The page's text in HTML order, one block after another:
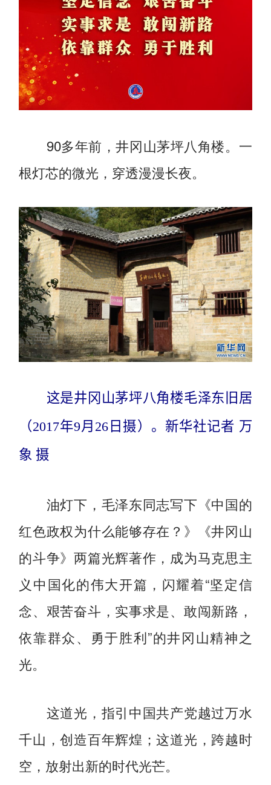
90多年前，井冈山茅坪八角楼。一
根灯芯的微光，穿透漫漫长夜。
这是井冈山茅坪八角楼毛泽东旧居
（2017年9月26日摄）。新华社记者 万
象 摄
油灯下，毛泽东同志写下《中国的
红色政权为什么能够存在？》《井冈山
的斗争》两篇光辉著作，成为马克思主
义中国化的伟大开篇，闪耀着“坚定信
念、艰苦奋斗，实事求是、敢闯新路，
依靠群众、勇于胜利”的井冈山精神之
光。
这道光，指引中国共产党越过万水
千山，创造百年辉煌；这道光，跨越时
空，放射出新的时代光芒。